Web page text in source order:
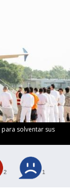
solventar sus
2 1